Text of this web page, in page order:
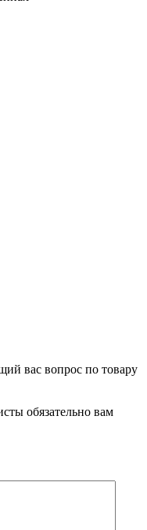
вас вопрос по товару
обязательно вам